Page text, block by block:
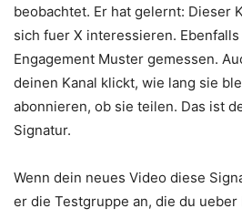
beobachtet. Er hat gelernt: Dieser
sich fuer X interessieren.
Engagement Muster gemessen.
deinen Kanal klickt, wie lang sie
abonnieren, ob sie teilen. Das ist
Signatur.
Wenn dein neues Video diese
er die Testgruppe an, die du